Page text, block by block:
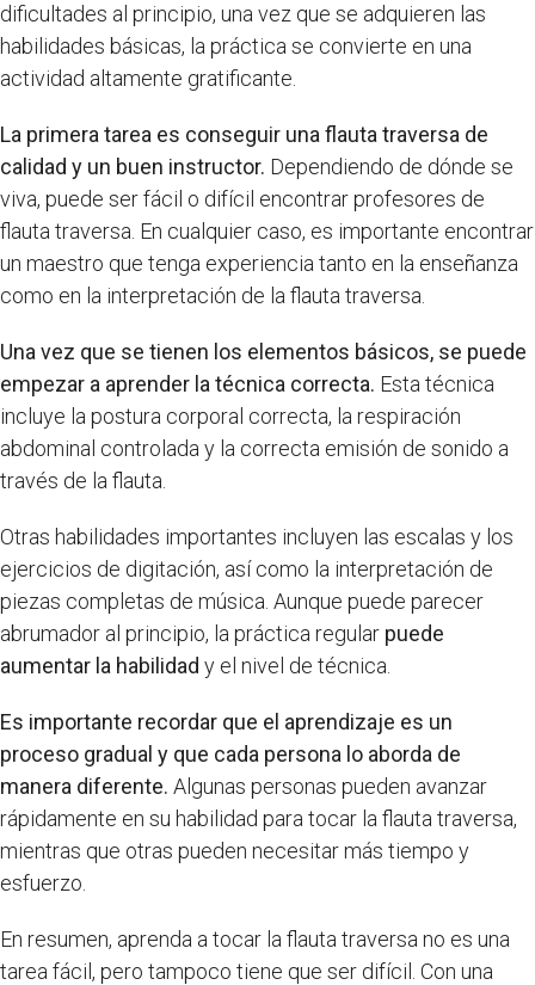
dificultades al principio, una vez que se adquieren las
habilidades básicas, la práctica se convierte en una
actividad altamente gratificante.
La primera tarea es conseguir una flauta traversa de
calidad y un buen instructor. Dependiendo de dónde se
viva, puede ser fácil o difícil encontrar profesores de
flauta traversa. En cualquier caso, es importante encontrar
un maestro que tenga experiencia tanto en la enseñanza
como en la interpretación de la flauta traversa.
Una vez que se tienen los elementos básicos, se puede
empezar a aprender la técnica correcta. Esta técnica
incluye la postura corporal correcta, la respiración
abdominal controlada y la correcta emisión de sonido a
través de la flauta.
Otras habilidades importantes incluyen las escalas y los
ejercicios de digitación, así como la interpretación de
piezas completas de música. Aunque puede parecer
abrumador al principio, la práctica regular puede
aumentar la habilidad y el nivel de técnica.
Es importante recordar que el aprendizaje es un
proceso gradual y que cada persona lo aborda de
manera diferente. Algunas personas pueden avanzar
rápidamente en su habilidad para tocar la flauta traversa,
mientras que otras pueden necesitar más tiempo y
esfuerzo.
En resumen, aprenda a tocar la flauta traversa no es una
tarea fácil, pero tampoco tiene que ser difícil. Con una